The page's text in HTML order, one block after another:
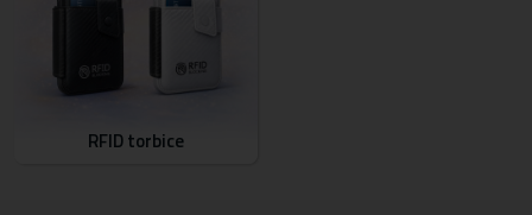
RFID torbice